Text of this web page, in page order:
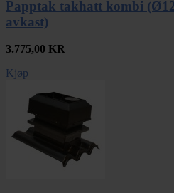
Papptak takhatt kombi
avkast)
3.775,00 KR
Kjøp